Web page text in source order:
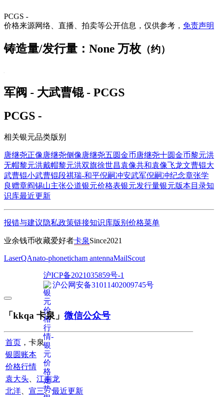
PCGS -
价格来源网络、直播、拍卖等公开信息，仅供参考， 免责声明
铸造量/发行量：None 万枚 （约）
军阀 - 大武曹锟 - PCGS
PCGS -
相关银元品类版别
唐继尧正像唐继尧侧像唐继尧五圆金币唐继尧十圆金币黎元洪
无帽黎元洪戴帽黎元洪双旗徐世昌袁像共和袁像飞龙文曹锟大
武曹锟小武曹锟段祺瑞-和平倪嗣冲安武军倪嗣冲纪念章张学
良赠章阎锡山主张公道银元价格表银元发行量银元版本目录知
识库最近更新
报错与建议隐私政策链接知识库版别 价格菜单
业余钱币收藏爱好者卡泉Since2021
LaserQAnato-phoneticham antennaMailScout
沪ICP备2021035859号-1
沪公网安备31011402009745号
「kkqa 卡泉」 微信公众号
首页 ，卡泉
银圆账本
价格行情
袁大头
江南龙
北洋
宣三、最近更新